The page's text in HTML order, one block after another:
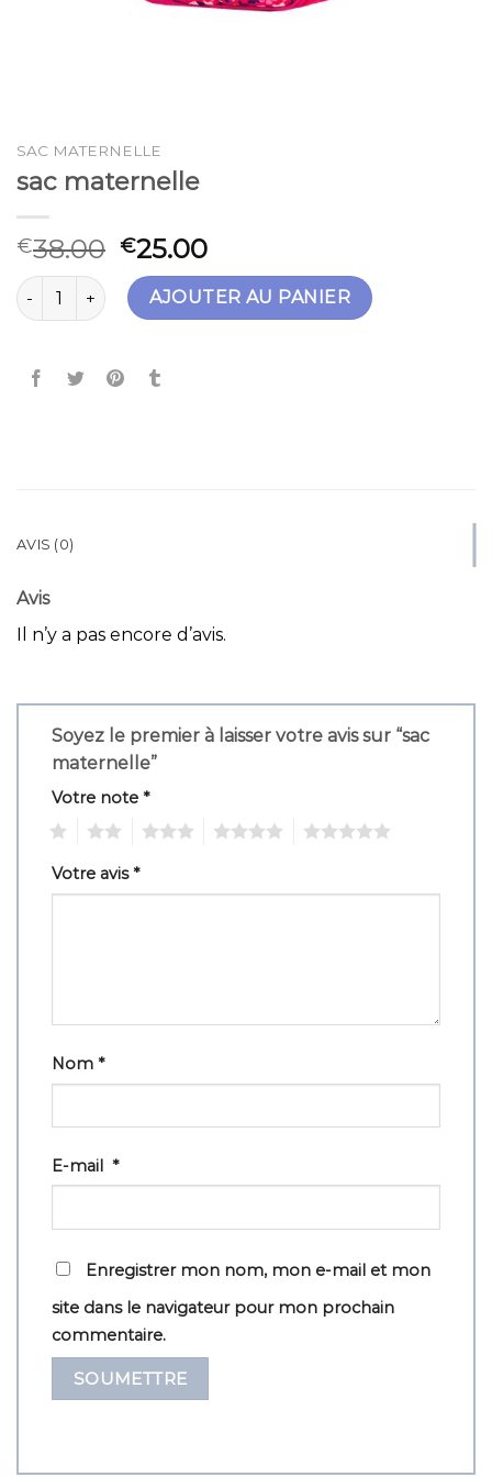
SAC MATERNELLE
sac maternelle
€38.00 €25.00
quantité de sac maternelleAJOUTER AU PANIER
AVIS (0)
Avis
Il n’y a pas encore d’avis.
Soyez le premier à laisser votre avis sur “sac
maternelle”
Votre note *
Votre avis*
Nom *
E-mail *
Enregistrer mon nom, mon e-mail et mon
site dans le navigateur pour mon prochain
commentaire.